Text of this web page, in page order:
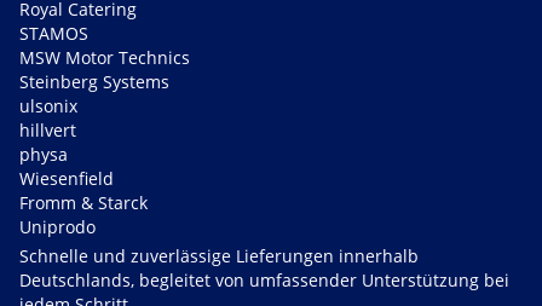
Royal Catering
STAMOS
MSW Motor Technics
Steinberg Systems
ulsonix
hillvert
physa
Wiesenfield
Fromm & Starck
Uniprodo
Schnelle und zuverlässige Lieferungen innerhalb
Deutschlands, begleitet von umfassender Unterstützung bei